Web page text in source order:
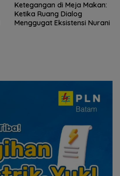
Terminal Peti Kemas Batam
Dikembangkan Jadi 1,6 Juta
TEUs, Siap Rebut Pasar